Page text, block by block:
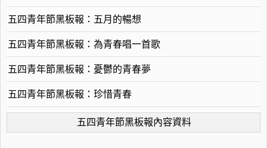
五四青年節黑板報：五月的暢想
五四青年節黑板報：為青春唱一首歌
五四青年節黑板報：憂鬱的青春夢
五四青年節黑板報：珍惜青春
五四青年節黑板報內容資料